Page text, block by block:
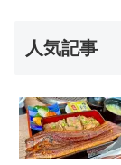
人気記事